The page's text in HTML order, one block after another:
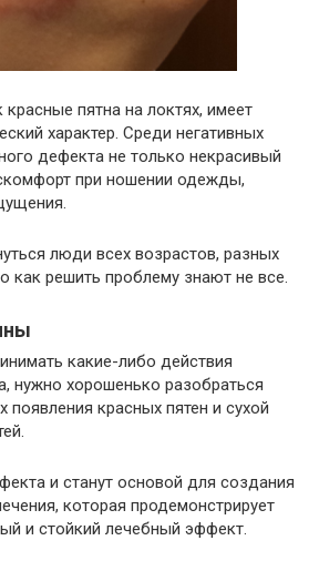
пятна на локтях, имеет
характер. Среди негативных
дефекта не только некрасивый
при ношении одежды,
люди всех возрастов, разных
как решить проблему знают не все.
какие-либо действия
нужно хорошенько разобраться
появления красных пятен и сухой
и станут основой для создания
которая продемонстрирует
и стойкий лечебный эффект.